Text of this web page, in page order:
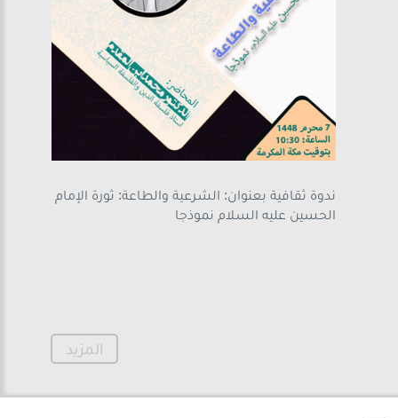
ندوة ثقافية بعنوان: الشرعية والطاعة: ثورة الإمام
الحسين عليه السلام نموذجا
المزيد